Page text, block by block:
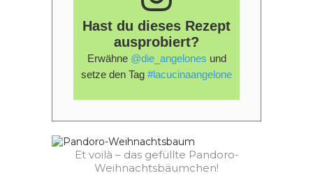
Hast du dieses Rezept
ausprobiert?
Erwähne @die_angelones und
setze den Tag #lacucinaangelone
Et voilà – das gefüllte Pandoro-
Weihnachtsbäumchen!